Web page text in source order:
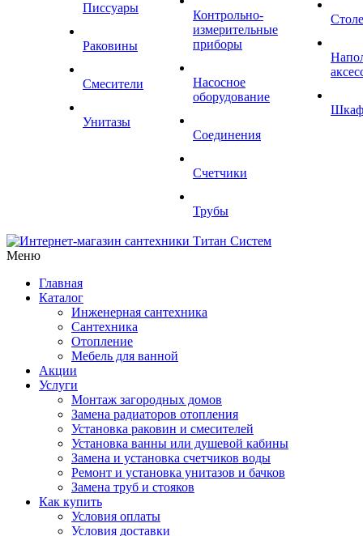
Писсуары
Раковины
Смесители
Унитазы
Контрольно-
измерительные
приборы
Насосное
оборудование
Соединения
Счетчики
Трубы
Меню
Главная
Каталог
Инженерная сантехника
Сантехника
Отопление
Мебель для ванной
Акции
Услуги
Монтаж загородных домов
Замена радиаторов отопления
Установка раковин и смесителей
Установка ванны или душевой кабины
Замена и установка счетчиков воды
Ремонт и установка унитазов и бачков
Замена труб и стояков
Как купить
Условия оплаты
Условия доставки